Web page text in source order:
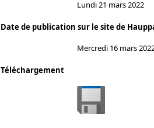
Lundi 21 mars 2022
Date de publication sur le site de
Mercredi 16 mars
Téléchargement